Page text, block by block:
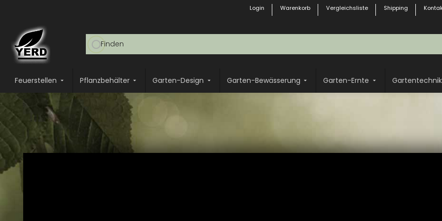
Login Warenkorb Vergleichsliste Shipping
Feuerstellen Pflanzbehälter Garten-Design Garten-Bewässerung Garten-Ernte Gartentechnik